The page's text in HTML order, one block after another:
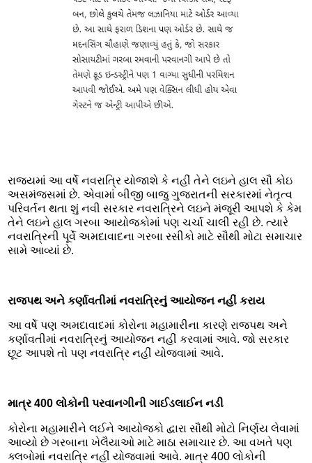
રાજ્યમાં આ વર્ષે નવરાત્રિ યોજાશે કે નહીં તેને લઇને હાલ સૌ કોઇ
અસમંજસમાં છે. એવામાં બીજી બાજુ ગુજરાતની સરકારમાં નેતૃત્વ
પરિવર્તન થતા શું નવી સરકાર નવરાત્રિને લઇને મંજૂરી આપશે કે કેમ
તેને લઇને હાલ ગરબા આયોજકોમાં પણ ચર્ચા ચાલી રહી છે. ત્યારે
નવરાત્રિની પૂર્વે અમદાવાદના ગરબા રસીકો માટે સૌથી મોટા સમાચાર
સામે આવ્યાં છે.
રાજપથ અને કર્ણાવતીમાં નવરાત્રિનું આયોજન નહીં કરાય
આ વર્ષે પણ અમદાવાદમાં કોરોના મહામારીના કારણે રાજપથ અને
કર્ણાવતીમાં નવરાત્રિનું આયોજન નહીં કરવામાં આવે. જો સરકાર
છૂટ આપશે તો પણ નવરાત્રિ નહીં યોજવામાં આવે.
માત્ર 400 લોકોની પરવાનગીની ગાઈડલાઈન નડી
કોરોના મહામારીને લઈને આયોજકો દ્વારા સૌથી મોટો નિર્ણય લેવામાં
આવ્યો છે ગરબાના ખેલૈયાઓ માટે માઠા સમાચાર છે. આ વખતે પણ
ક્લબોમાં નવરાત્રિ નહીં યોજવામાં આવે. માત્ર 400 લોકોની